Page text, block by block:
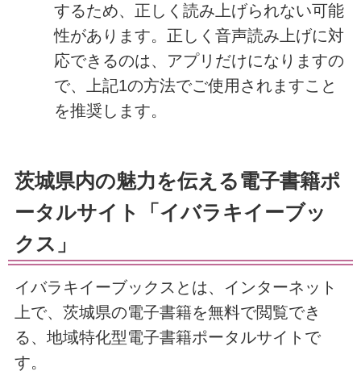
するため、正しく読み上げられない可能
性があります。正しく音声読み上げに対
応できるのは、アプリだけになりますの
で、上記1の方法でご使用されますこと
を推奨します。
茨城県内の魅力を伝える電子書籍ポ
ータルサイト「イバラキイーブッ
クス」
イバラキイーブックスとは、インターネット
上で、茨城県の電子書籍を無料で閲覧でき
る、地域特化型電子書籍ポータルサイトで
す。